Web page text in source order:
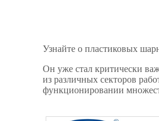
Узнайте о пластиковых
Он уже стал критически
из различных секторов
функционировании